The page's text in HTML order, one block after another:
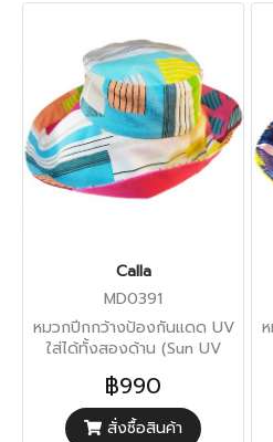
Calla
MD0391
หมวกปีกกว้างป้องกันแดด UV
ใส่ได้ทั้งสองด้าน (Sun UV
฿990
สั่งซื้อสินค้า